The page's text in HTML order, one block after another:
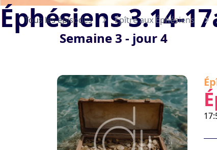
Éphésiens 3.14-
Semaine 3 - jour 4
Tous les épisodes Épître aux Éphésiens